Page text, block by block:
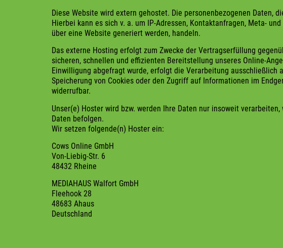
Diese Website wird extern gehostet. Die personenbezogenen Daten,
Hierbei kann es sich v. a. um IP-Adressen, Kontaktanfragen, Meta-
über eine Website generiert werden, handeln.
Das externe Hosting erfolgt zum Zwecke der Vertragserfüllung
sicheren, schnellen und effizienten Bereitstellung unseres Online-
Einwilligung abgefragt wurde, erfolgt die Verarbeitung ausschließlich
Speicherung von Cookies oder den Zugriff auf Informationen im
widerrufbar.
Unser(e) Hoster wird bzw. werden Ihre Daten nur insoweit
Daten befolgen.
Wir setzen folgende(n) Hoster ein:
Cows Online GmbH
Von-Liebig-Str. 6
48432 Rheine
MEDIAHAUS Walfort GmbH
Fleehook 28
48683 Ahaus
Deutschland